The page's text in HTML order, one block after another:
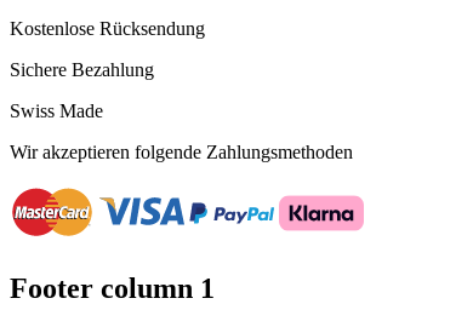
Kostenlose Rücksendung
Sichere Bezahlung
Swiss Made
Wir akzeptieren folgende Zahlungsmethoden
Footer column 1